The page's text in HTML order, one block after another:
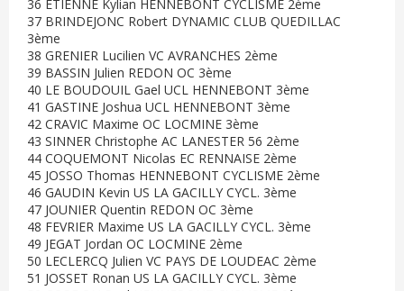
36 ETIENNE Kylian HENNEBONT CYCLISME 2ème
37 BRINDEJONC Robert DYNAMIC CLUB QUEDILLAC
3ème
38 GRENIER Lucilien VC AVRANCHES 2ème
39 BASSIN Julien REDON OC 3ème
40 LE BOUDOUIL Gael UCL HENNEBONT 3ème
41 GASTINE Joshua UCL HENNEBONT 3ème
42 CRAVIC Maxime OC LOCMINE 3ème
43 SINNER Christophe AC LANESTER 56 2ème
44 COQUEMONT Nicolas EC RENNAISE 2ème
45 JOSSO Thomas HENNEBONT CYCLISME 2ème
46 GAUDIN Kevin US LA GACILLY CYCL. 3ème
47 JOUNIER Quentin REDON OC 3ème
48 FEVRIER Maxime US LA GACILLY CYCL. 3ème
49 JEGAT Jordan OC LOCMINE 2ème
50 LECLERCQ Julien VC PAYS DE LOUDEAC 2ème
51 JOSSET Ronan US LA GACILLY CYCL. 3ème